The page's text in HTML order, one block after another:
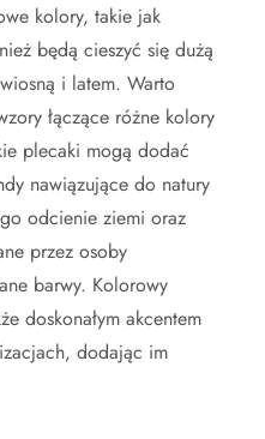
kolory, takie jak
będą cieszyć się dużą
i latem. Warto
łączące różne kolory
plecaki mogą dodać
nawiązujące do natury
odcienie ziemi oraz
przez osoby
barwy. Kolorowy
doskonałym akcentem
dodając im